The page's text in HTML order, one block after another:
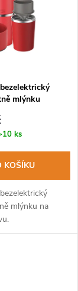
mlýnku
ks
KOŠÍKU
mlýnku na